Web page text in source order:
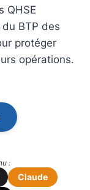
QHSE
BTP des
protéger
opérations.
:
Claude